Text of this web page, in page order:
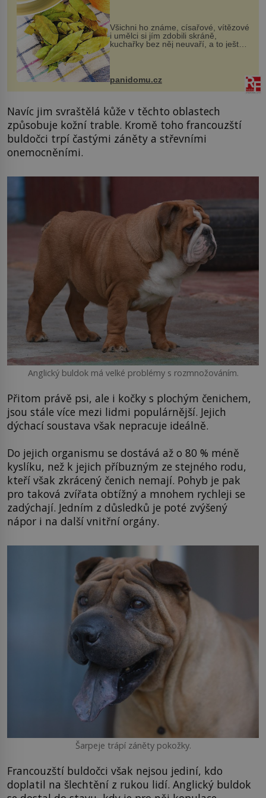
Všichni ho známe, císařové, vítězové
i umělci si jím zdobili skráně,
kuchařky bez něj neuvaří, a to ještě
nevíte, že bobkový list může výrazně
zmírnit některé naše neduhy.
Obsahuje v malém množství ně...
panidomu.cz
Navíc jim svraštělá kůže v těchto oblastech
způsobuje kožní trable. Kromě toho francouzští
buldočci trpí častými záněty a střevními
onemocněními.
Anglický buldok má velké problémy s rozmnožováním.
Přitom právě psi, ale i kočky s plochým čenichem,
jsou stále více mezi lidmi populárnější. Jejich
dýchací soustava však nepracuje ideálně.
Do jejich organismu se dostává až o 80 % méně
kyslíku, než k jejich příbuzným ze stejného rodu,
kteří však zkrácený čenich nemají. Pohyb je pak
pro taková zvířata obtížný a mnohem rychleji se
zadýchají. Jedním z důsledků je poté zvýšený
nápor i na další vnitřní orgány.
Šarpeje trápí záněty pokožky.
Francouzští buldočci však nejsou jediní, kdo
doplatil na šlechtění z rukou lidí. Anglický buldok